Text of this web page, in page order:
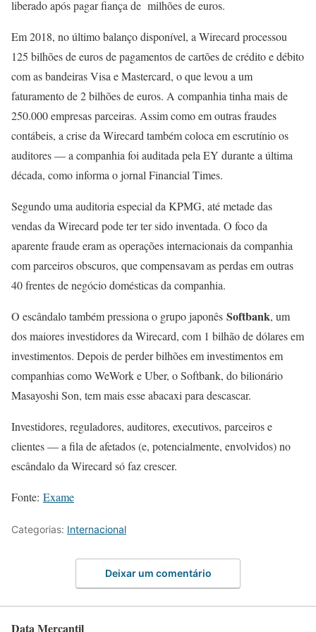
liberado após pagar fiança de milhões de euros.
Em 2018, no último balanço disponível, a Wirecard processou
125 bilhões de euros de pagamentos de cartões de crédito e débito
com as bandeiras Visa e Mastercard, o que levou a um
faturamento de 2 bilhões de euros. A companhia tinha mais de
250.000 empresas parceiras. Assim como em outras fraudes
contábeis, a crise da Wirecard também coloca em escrutínio os
auditores — a companhia foi auditada pela EY durante a última
década, como informa o jornal Financial Times.
Segundo uma auditoria especial da KPMG, até metade das
vendas da Wirecard pode ter ter sido inventada. O foco da
aparente fraude eram as operações internacionais da companhia
com parceiros obscuros, que compensavam as perdas em outras
40 frentes de negócio domésticas da companhia.
O escândalo também pressiona o grupo japonês Softbank, um
dos maiores investidores da Wirecard, com 1 bilhão de dólares em
investimentos. Depois de perder bilhões em investimentos em
companhias como WeWork e Uber, o Softbank, do bilionário
Masayoshi Son, tem mais esse abacaxi para descascar.
Investidores, reguladores, auditores, executivos, parceiros e
clientes — a fila de afetados (e, potencialmente, envolvidos) no
escândalo da Wirecard só faz crescer.
Fonte: Exame
Categorias: Internacional
Deixar um comentário
Data Mercantil